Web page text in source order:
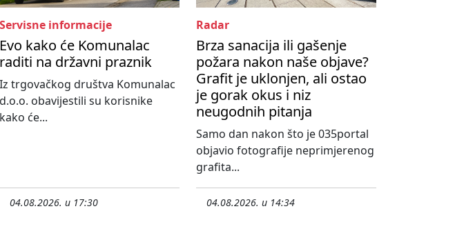
Servisne informacije
Evo kako će Komunalac
raditi na državni praznik
Iz trgovačkog društva Komunalac
d.o.o. obavijestili su korisnike
kako će...
04.08.2026. u 17:30
Radar
Brza sanacija ili gašenje
požara nakon naše objave?
Grafit je uklonjen, ali ostao
je gorak okus i niz
neugodnih pitanja
Samo dan nakon što je 035portal
objavio fotografije neprimjerenog
grafita...
04.08.2026. u 14:34